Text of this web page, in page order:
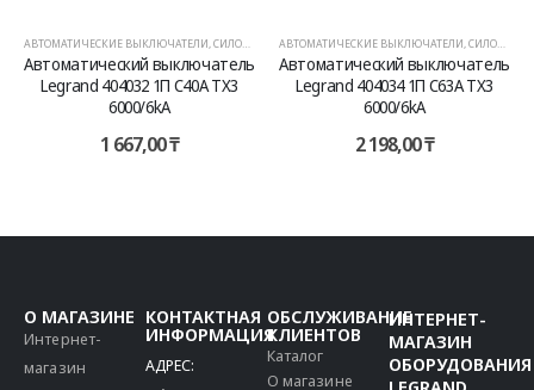
АВТОМАТИЧЕСКИЕ ВЫКЛЮЧАТЕЛИ СИЛОВОЕ ОБОРУДОВАНИЕ
Автоматический выключатель
Legrand 404032 1П C40A TX3
6000/6kA
1 667,00₸
АВТОМАТИЧЕСКИЕ ВЫКЛЮЧАТЕЛИ СИЛОВОЕ ОБОРУДОВАНИЕ
Автоматический выключатель
Legrand 404034 1П C63A TX3
6000/6kA
2 198,00₸
О МАГАЗИНЕ
Интернет-
магазин
КОНТАКТНАЯ
ИНФОРМАЦИЯ
АДРЕС:
ОБСЛУЖИВАНИЕ
КЛИЕНТОВ
Каталог
О магазине
ИНТЕРНЕТ-
МАГАЗИН
ОБОРУДОВАНИЯ